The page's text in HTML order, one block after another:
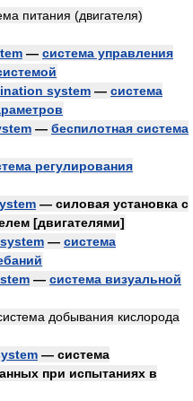
питания (двигателя)
— система управления
system — система
— беспилотная система
регулирования
— силовая установка с
[двигателями]
— система
— система визуальной
добывания кислорода
— система
при испытаниях в